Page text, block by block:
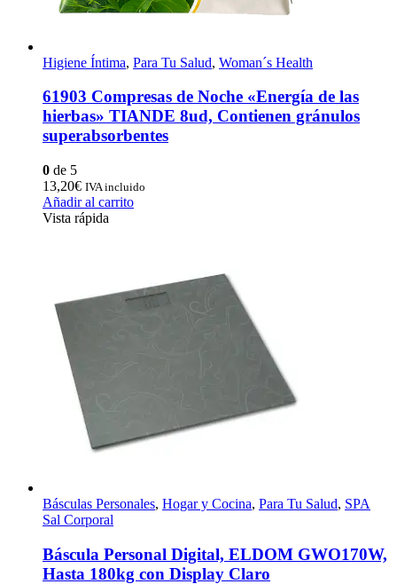
Higiene Íntima, Para Tu Salud, Woman´s Health
61903 Compresas de Noche «Energía de las
hierbas» TIANDE 8ud, Contienen gránulos
superabsorbentes
0 de 5
13,20€ IVA incluido
Añadir al carrito
Vista rápida
Básculas Personales, Hogar y Cocina, Para Tu Salud, SPA
Sal Corporal
Báscula Personal Digital, ELDOM GWO170W,
Hasta 180kg con Display Claro